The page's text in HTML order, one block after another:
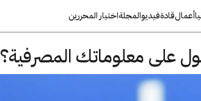
أعمالقادةفيديوالمجلةاختيار المحررين
على معلوماتك المصرفية؟